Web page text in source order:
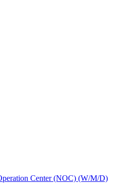
Center (NOC) (W/M/D)